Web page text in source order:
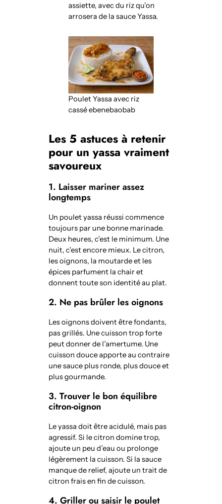
assiette, avec du riz qu’on
arrosera de la sauce Yassa.
Poulet Yassa avec riz
cassé ebenebaobab
Les 5 astuces à retenir
pour un yassa vraiment
savoureux
1. Laisser mariner assez
longtemps
Un poulet yassa réussi commence
toujours par une bonne marinade.
Deux heures, c’est le minimum. Une
nuit, c’est encore mieux. Le citron,
les oignons, la moutarde et les
épices parfument la chair et
donnent toute son identité au plat.
2. Ne pas brûler les oignons
Les oignons doivent être fondants,
pas grillés. Une cuisson trop forte
peut donner de l’amertume. Une
cuisson douce apporte au contraire
une sauce plus ronde, plus douce et
plus gourmande.
3. Trouver le bon équilibre
citron-oignon
Le yassa doit être acidulé, mais pas
agressif. Si le citron domine trop,
ajoute un peu d’eau ou prolonge
légèrement la cuisson. Si la sauce
manque de relief, ajoute un trait de
citron frais en fin de cuisson.
4. Griller ou saisir le poulet